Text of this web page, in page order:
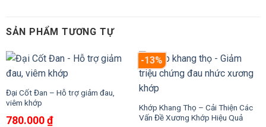
SẢN PHẨM TƯƠNG TỰ
Đại Cốt Đan – Hỗ trợ giảm đau,
viêm khớp
780.000₫
-13%
Khớp Khang Thọ – Cải Thiện Các
Vấn Đề Xương Khớp Hiệu Quả